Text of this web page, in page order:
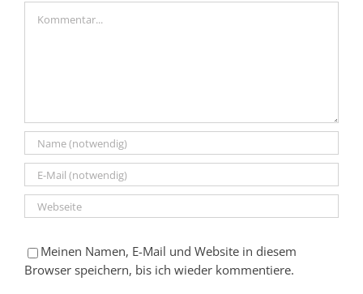
Meinen Namen, E-Mail und Website in diesem
Browser speichern, bis ich wieder kommentiere.